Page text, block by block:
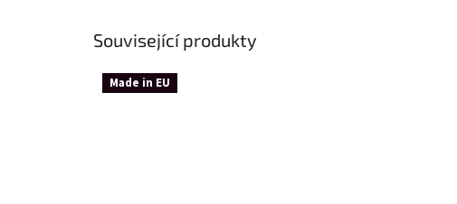
Související produkty
Made in EU